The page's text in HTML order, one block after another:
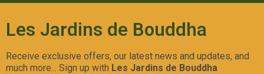
Les Jardins de Bouddha
Receive exclusive offers, our latest news and updates, and
much more... Sign up with Les Jardins de Bouddha